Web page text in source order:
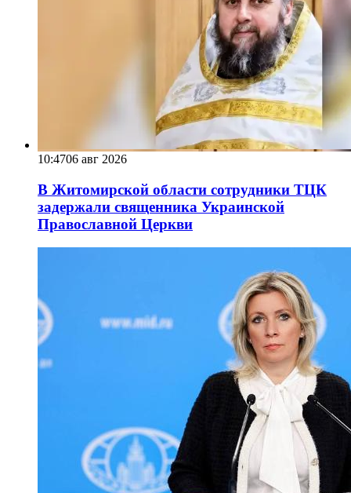
10:4706 авг 2026
В Житомирской области сотрудники ТЦК
задержали священника Украинской
Православной Церкви